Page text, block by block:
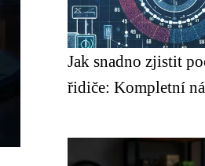
Jak snadno zjistit
řidiče: Kompletní